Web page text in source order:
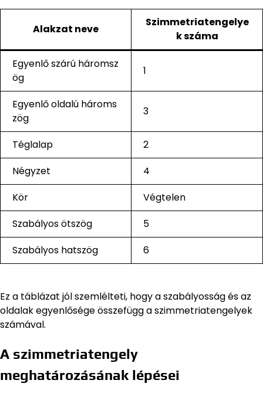
Alakzat neve
Szimmetriatengelye
k száma
Egyenlő szárú háromsz
ög
1
Egyenlő oldalú hároms
zög
3
Téglalap
2
Négyzet
4
Kör
Végtelen
Szabályos ötszög
5
Szabályos hatszög
6
Ez a táblázat jól szemlélteti, hogy a szabályosság és az
oldalak egyenlősége összefügg a szimmetriatengelyek
számával.
A szimmetriatengely
meghatározásának lépései